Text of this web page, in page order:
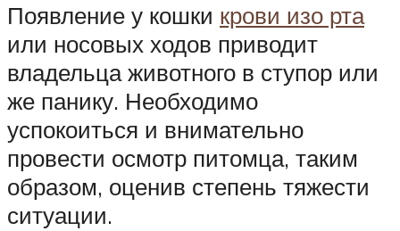
Появление у кошки крови изо рта
или носовых ходов приводит
владельца животного в ступор или
же панику. Необходимо
успокоиться и внимательно
провести осмотр питомца, таким
образом, оценив степень тяжести
ситуации.